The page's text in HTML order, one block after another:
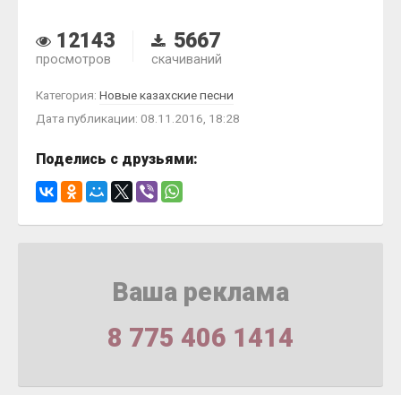
12143
просмотров
5667
скачиваний
Категория: Новые казахские песни
Дата публикации: 08.11.2016, 18:28
Поделись с друзьями:
Ваша реклама
8 775 406 1414